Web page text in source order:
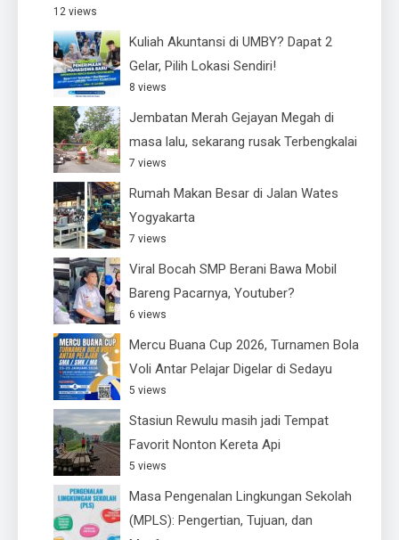
12 views
Kuliah Akuntansi di UMBY? Dapat 2
Gelar, Pilih Lokasi Sendiri!
8 views
Jembatan Merah Gejayan Megah di
masa lalu, sekarang rusak Terbengkalai
7 views
Rumah Makan Besar di Jalan Wates
Yogyakarta
7 views
Viral Bocah SMP Berani Bawa Mobil
Bareng Pacarnya, Youtuber?
6 views
Mercu Buana Cup 2026, Turnamen Bola
Voli Antar Pelajar Digelar di Sedayu
5 views
Stasiun Rewulu masih jadi Tempat
Favorit Nonton Kereta Api
5 views
Masa Pengenalan Lingkungan Sekolah
(MPLS): Pengertian, Tujuan, dan